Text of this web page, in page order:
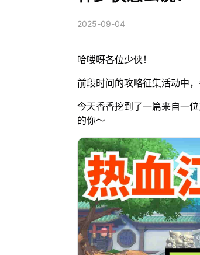
2025-09-04
哈喽呀各位少侠！
前段时间的攻略征集活动中
今天香香挖到了一篇来自一
的你～